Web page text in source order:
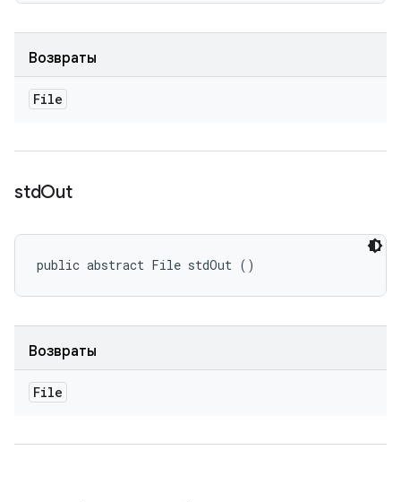
Возвраты
File
stdOut
public abstract File stdOut ()
Возвраты
File